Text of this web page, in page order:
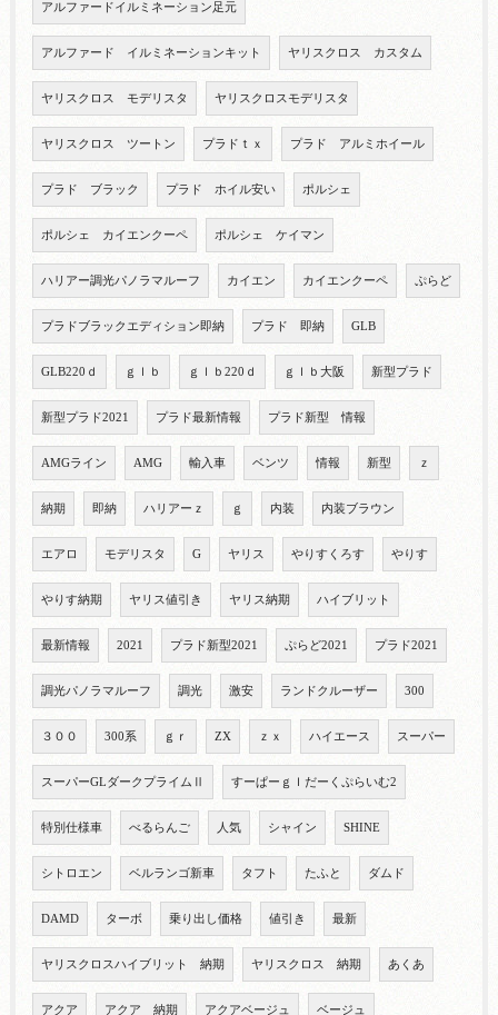
アルファードイルミネーション足元
アルファード イルミネーションキット ヤリスクロス カスタム
ヤリスクロス モデリスタ ヤリスクロスモデリスタ
ヤリスクロス ツートン プラドｔｘ プラド アルミホイール
プラド ブラック プラド ホイル安い ポルシェ
ポルシェ カイエンクーペ ポルシェ ケイマン
ハリアー調光パノラマルーフ カイエン カイエンクーペ ぷらど
プラドブラックエディション即納 プラド 即納 GLB
GLB220ｄ ｇｌｂ ｇｌｂ220ｄ ｇｌｂ大阪 新型プラド
新型プラド2021 プラド最新情報 プラド新型 情報
AMGライン AMG 輸入車 ベンツ 情報 新型 ｚ
納期 即納 ハリアーｚ ｇ 内装 内装ブラウン
エアロ モデリスタ G ヤリス やりすくろす やりす
やりす納期 ヤリス値引き ヤリス納期 ハイブリット
最新情報 2021 プラド新型2021 ぷらど2021 プラド2021
調光パノラマルーフ 調光 激安 ランドクルーザー 300
３００ 300系 ｇｒ ZX ｚｘ ハイエース スーパー
スーパーGLダークプライムⅡ すーぱーｇｌだーくぷらいむ2
特別仕様車 べるらんご 人気 シャイン SHINE
シトロエン ベルランゴ新車 タフト たふと ダムド
DAMD ターボ 乗り出し価格 値引き 最新
ヤリスクロスハイブリット 納期 ヤリスクロス 納期 あくあ
アクア アクア 納期 アクアベージュ ベージュ